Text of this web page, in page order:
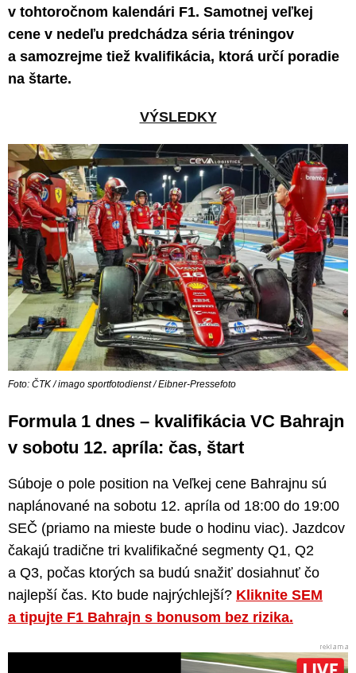
v tohtoročnom kalendári F1. Samotnej veľkej
cene v nedeľu predchádza séria tréningov
a samozrejme tiež kvalifikácia, ktorá určí poradie
na štarte.
VÝSLEDKY
Foto: ČTK / imago sportfotodienst / Eibner-Pressefoto
Formula 1 dnes – kvalifikácia VC Bahrajn
v sobotu 12. apríla: čas, štart
Súboje o pole position na Veľkej cene Bahrajnu sú
naplánované na sobotu 12. apríla od 18:00 do 19:00
SEČ (priamo na mieste bude o hodinu viac). Jazdcov
čakajú tradične tri kvalifikačné segmenty Q1, Q2
a Q3, počas ktorých sa budú snažiť dosiahnuť čo
najlepší čas. Kto bude najrýchlejší? Kliknite SEM
a tipujte F1 Bahrajn s bonusom bez rizika.